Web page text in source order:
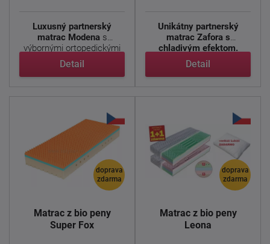
Luxusný partnerský
matrac Modenas
výbornými ortopedickými
...
Detail
Unikátny partnerský
matrac Zafora s
chladivým efektom.
Dvojitá tuhosť, ...
Detail
doprava
zdarma
Matrac z bio peny
Super Fox
doprava
zdarma
Matrac z bio peny
Leona